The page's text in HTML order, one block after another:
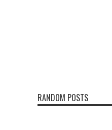
RANDOM POSTS